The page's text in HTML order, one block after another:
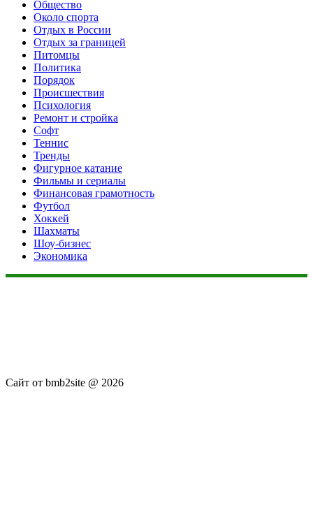
Общество
Около спорта
Отдых в России
Отдых за границей
Питомцы
Политика
Порядок
Происшествия
Психология
Ремонт и стройка
Софт
Теннис
Тренды
Фигурное катание
Фильмы и сериалы
Финансовая грамотность
Футбол
Хоккей
Шахматы
Шоу-бизнес
Экономика
Сайт от bmb2site @ 2026